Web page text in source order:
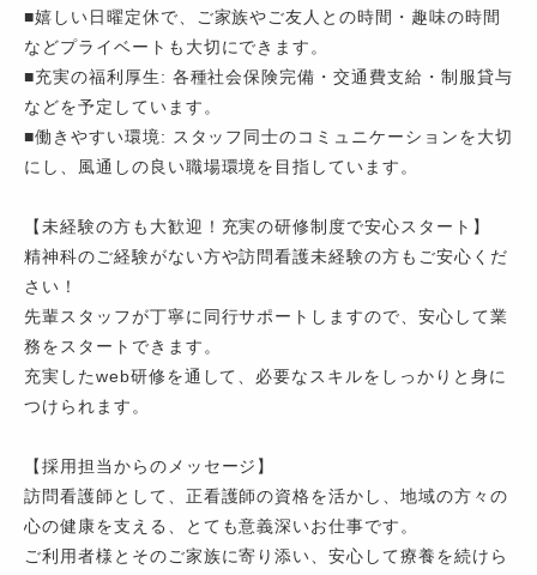
■嬉しい日曜定休で、ご家族やご友人との時間・趣味の時間
などプライベートも大切にできます。
■充実の福利厚生: 各種社会保険完備・交通費支給・制服貸与
などを予定しています。
■働きやすい環境: スタッフ同士のコミュニケーションを大切
にし、風通しの良い職場環境を目指しています。
【未経験の方も大歓迎！充実の研修制度で安心スタート】
精神科のご経験がない方や訪問看護未経験の方もご安心くだ
さい！
先輩スタッフが丁寧に同行サポートしますので、安心して業
務をスタートできます。
充実したweb研修を通して、必要なスキルをしっかりと身に
つけられます。
【採用担当からのメッセージ】
訪問看護師として、正看護師の資格を活かし、地域の方々の
心の健康を支える、とても意義深いお仕事です。
ご利用者様とそのご家族に寄り添い、安心して療養を続けら